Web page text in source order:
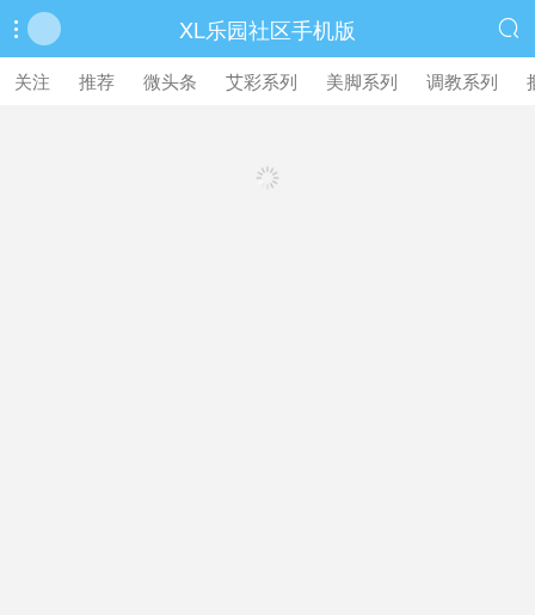
 XL乐园社区手机版 
关注 推荐 微头条 艾彩系列 美脚系列 调教系列
繁體中文版